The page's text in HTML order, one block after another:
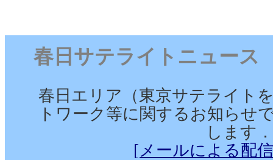
春日サテライトニュース
春日エリア（東京サテライト
トワーク等に関するお知らせ
します．
[メールによる配